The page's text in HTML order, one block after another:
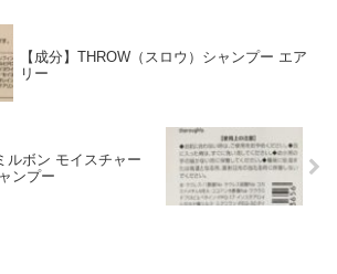
【成分】THROW（スロウ）シャンプー エア
リー
ルボン モイスチャー
ンプー